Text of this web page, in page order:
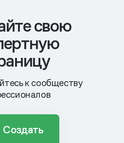
свою
к сообществу
Создать